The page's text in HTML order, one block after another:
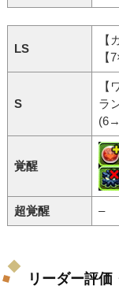
LS
【
【
S
【
ラ
覚醒
超覚醒 –
リーダー評価